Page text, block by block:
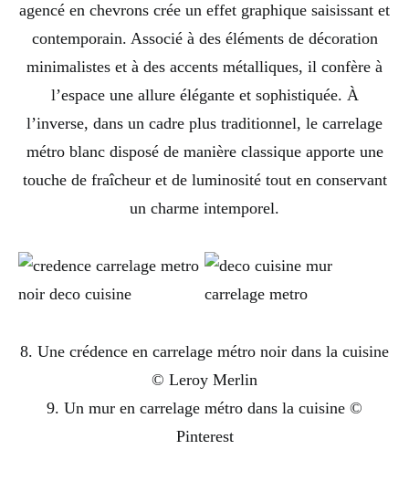
agencé en chevrons crée un effet graphique saisissant et
contemporain. Associé à des éléments de décoration
minimalistes et à des accents métalliques, il confère à
l’espace une allure élégante et sophistiquée. À
l’inverse, dans un cadre plus traditionnel, le carrelage
métro blanc disposé de manière classique apporte une
touche de fraîcheur et de luminosité tout en conservant
un charme intemporel.
8. Une crédence en carrelage métro noir dans la cuisine
© Leroy Merlin
9. Un mur en carrelage métro dans la cuisine ©
Pinterest